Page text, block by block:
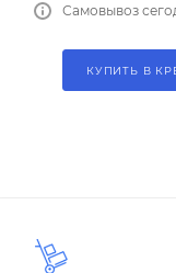
Самовывоз
КУПИТЬ В